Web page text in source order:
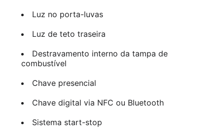
Luz no porta-luvas
Luz de teto traseira
Destravamento interno da tampa de
combustível
Chave presencial
Chave digital via NFC ou Bluetooth
Sistema start-stop